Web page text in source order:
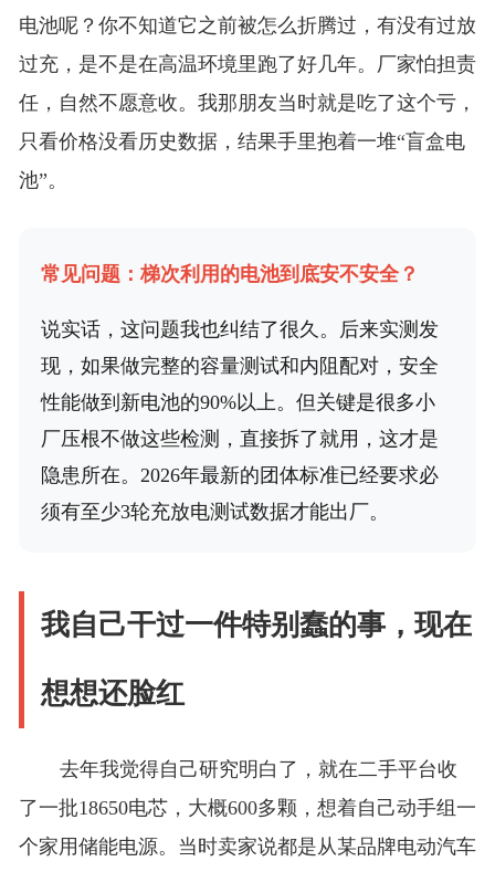
电池呢？你不知道它之前被怎么折腾过，有没有过放
过充，是不是在高温环境里跑了好几年。厂家怕担责
任，自然不愿意收。我那朋友当时就是吃了这个亏，
只看价格没看历史数据，结果手里抱着一堆“盲盒电
池”。
常见问题：梯次利用的电池到底安不安全？
说实话，这问题我也纠结了很久。后来实测发
现，如果做完整的容量测试和内阻配对，安全
性能做到新电池的90%以上。但关键是很多小
厂压根不做这些检测，直接拆了就用，这才是
隐患所在。2026年最新的团体标准已经要求必
须有至少3轮充放电测试数据才能出厂。
我自己干过一件特别蠢的事，现在
想想还脸红
去年我觉得自己研究明白了，就在二手平台收
了一批18650电芯，大概600多颗，想着自己动手组一
个家用储能电源。当时卖家说都是从某品牌电动汽车